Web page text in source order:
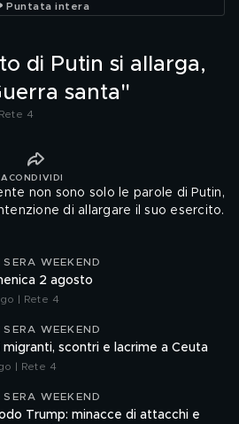
Puntata intera
di Putin si allarga,
santa"
4
CONDIVIDI
non sono solo le parole di Putin,
di allargare il suo esercito.
WEEKEND
2 agosto
| Rete 4
WEEKEND
migranti, scontri e lacrime a Ceuta
| Rete 4
WEEKEND
Trump: minacce di attacchi e